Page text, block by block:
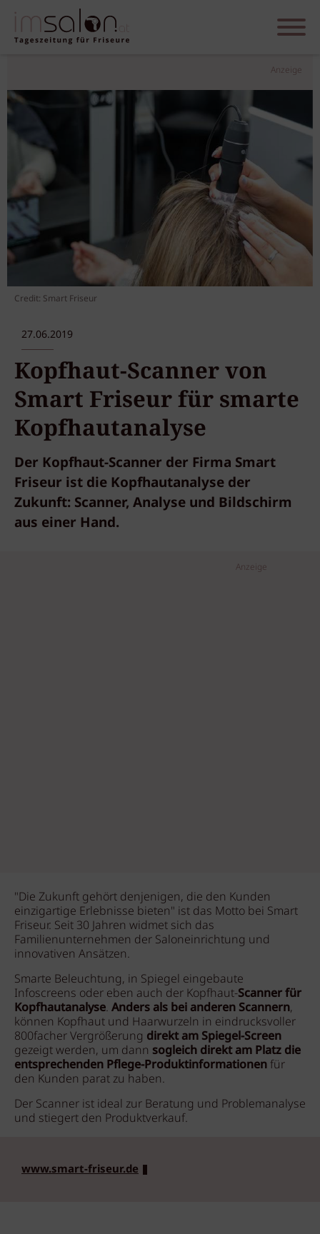
Anzeige
Credit: Smart Friseur
27.06.2019
Kopfhaut-Scanner von
Smart Friseur für smarte
Kopfhautanalyse
Der Kopfhaut-Scanner der Firma Smart
Friseur ist die Kopfhautanalyse der
Zukunft: Scanner, Analyse und Bildschirm
aus einer Hand.
Anzeige
"Die Zukunft gehört denjenigen, die den Kunden
einzigartige Erlebnisse bieten" ist das Motto bei Smart
Friseur. Seit 30 Jahren widmet sich das
Familienunternehmen der Saloneinrichtung und
innovativen Ansätzen.
Smarte Beleuchtung, in Spiegel eingebaute
Infoscreens oder eben auch der Kopfhaut-Scanner für
Kopfhautanalyse. Anders als bei anderen Scannern,
können Kopfhaut und Haarwurzeln in eindrucksvoller
800facher Vergrößerung direkt am Spiegel-Screen
gezeigt werden, um dann sogleich direkt am Platz die
entsprechenden Pflege-Produktinformationen für
den Kunden parat zu haben.
Der Scanner ist ideal zur Beratung und Problemanalyse
und stiegert den Produktverkauf.
www.smart-friseur.de